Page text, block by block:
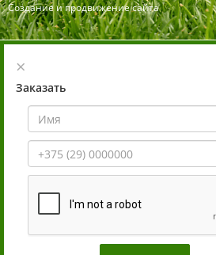
Создание и продвижение сайта
×
Заказать